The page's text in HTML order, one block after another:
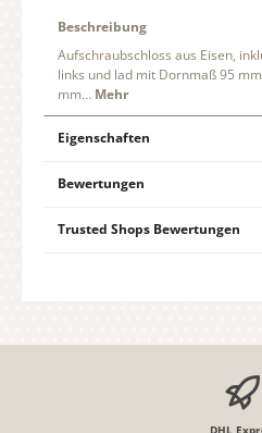
Beschreibung
Aufschraubschloss aus Eisen,
links und lad mit Dornmaß 95
mm… Mehr
Eigenschaften
Bewertungen
Trusted Shops Bewertungen
DHL